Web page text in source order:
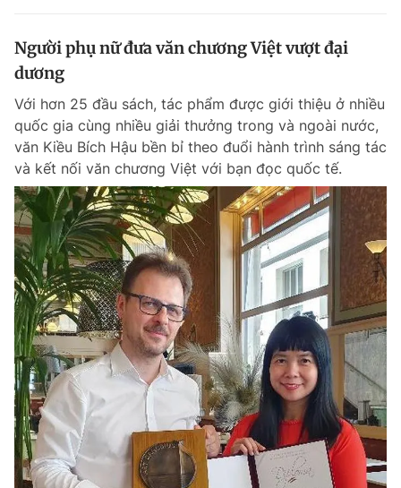
Người phụ nữ đưa văn chương Việt vượt đại
dương
Với hơn 25 đầu sách, tác phẩm được giới thiệu ở nhiều
quốc gia cùng nhiều giải thưởng trong và ngoài nước,
văn Kiều Bích Hậu bền bỉ theo đuổi hành trình sáng tác
và kết nối văn chương Việt với bạn đọc quốc tế.